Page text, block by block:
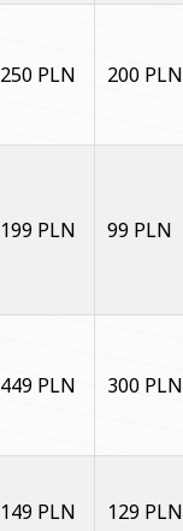
250 PLN 200 PLN
199 PLN 99 PLN
449 PLN 300 PLN
149 PLN 129 PLN